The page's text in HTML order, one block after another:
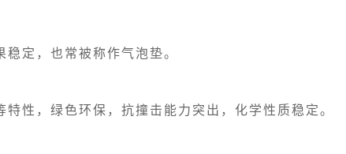
定，也常被称作气泡垫。
性，绿色环保，抗撞击能力突出，化学性质稳定。